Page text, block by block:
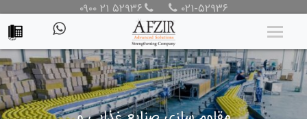
۰۲۱-۵۲۹۳۶ ۰۹۰۰ ۲۱ ۵۲۹۳۶